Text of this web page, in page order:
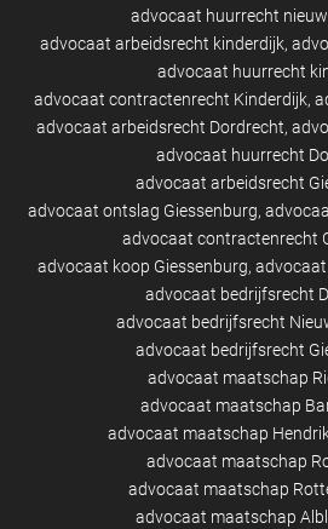
advocaat huurrecht
advocaat arbeidsrecht kinderdijk
advocaat huurrecht
advocaat contractenrecht Kinderdijk
advocaat arbeidsrecht Dordrecht
advocaat huurrecht
advocaat arbeidsrecht
advocaat ontslag Giessenburg
advocaat contractenrecht
advocaat koop Giessenburg
advocaat bedrijfsrecht
advocaat bedrijfsrecht
advocaat bedrijfsrecht
advocaat maatschap
advocaat maatschap
advocaat maatschap
advocaat maatschap
advocaat maatschap
advocaat maatschap